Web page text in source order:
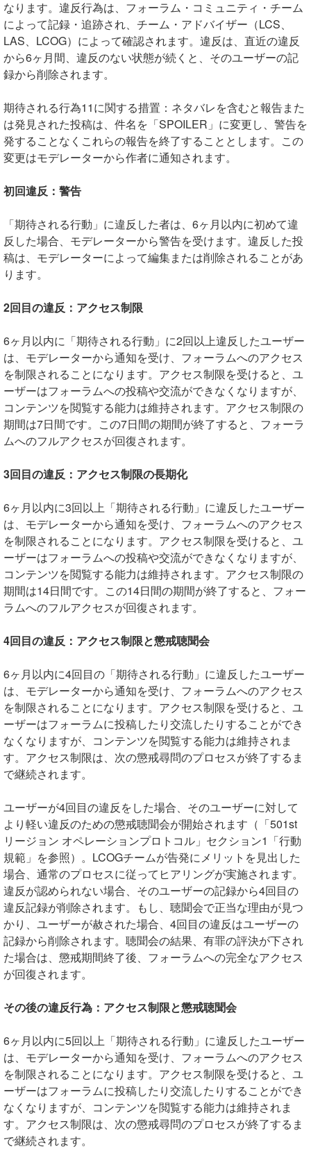
なります。違反行為は、フォーラム・コミュニティ・チーム
によって記録・追跡され、チーム・アドバイザー（LCS、
LAS、LCOG）によって確認されます。違反は、直近の違反
から6ヶ月間、違反のない状態が続くと、そのユーザーの記
録から削除されます。
期待される行為11に関する措置：ネタバレを含むと報告また
は発見された投稿は、件名を「SPOILER」に変更し、警告を
発することなくこれらの報告を終了することとします。この
変更はモデレーターから作者に通知されます。
初回違反：警告
「期待される行動」に違反した者は、6ヶ月以内に初めて違
反した場合、モデレーターから警告を受けます。違反した投
稿は、モデレーターによって編集または削除されることがあ
ります。
2回目の違反：アクセス制限
6ヶ月以内に「期待される行動」に2回以上違反したユーザー
は、モデレーターから通知を受け、フォーラムへのアクセス
を制限されることになります。アクセス制限を受けると、ユ
ーザーはフォーラムへの投稿や交流ができなくなりますが、
コンテンツを閲覧する能力は維持されます。アクセス制限の
期間は7日間です。この7日間の期間が終了すると、フォーラ
ムへのフルアクセスが回復されます。
3回目の違反：アクセス制限の長期化
6ヶ月以内に3回以上「期待される行動」に違反したユーザー
は、モデレーターから通知を受け、フォーラムへのアクセス
を制限されることになります。アクセス制限を受けると、ユ
ーザーはフォーラムへの投稿や交流ができなくなりますが、
コンテンツを閲覧する能力は維持されます。アクセス制限の
期間は14日間です。この14日間の期間が終了すると、フォー
ラムへのフルアクセスが回復されます。
4回目の違反：アクセス制限と懲戒聴聞会
6ヶ月以内に4回目の「期待される行動」に違反したユーザー
は、モデレーターから通知を受け、フォーラムへのアクセス
を制限されることになります。アクセス制限を受けると、ユ
ーザーはフォーラムに投稿したり交流したりすることができ
なくなりますが、コンテンツを閲覧する能力は維持されま
す。アクセス制限は、次の懲戒尋問のプロセスが終了するま
で継続されます。
ユーザーが4回目の違反をした場合、そのユーザーに対して
より軽い違反のための懲戒聴聞会が開始されます（「501st
リージョン オペレーションプロトコル」セクション1「行動
規範」を参照）。LCOGチームが告発にメリットを見出した
場合、通常のプロセスに従ってヒアリングが実施されます。
違反が認められない場合、そのユーザーの記録から4回目の
違反記録が削除されます。もし、聴聞会で正当な理由が見つ
かり、ユーザーが赦された場合、4回目の違反はユーザーの
記録から削除されます。聴聞会の結果、有罪の評決が下され
た場合は、懲戒期間終了後、フォーラムへの完全なアクセス
が回復されます。
その後の違反行為：アクセス制限と懲戒聴聞会
6ヶ月以内に5回以上「期待される行動」に違反したユーザー
は、モデレーターから通知を受け、フォーラムへのアクセス
を制限されることになります。アクセス制限を受けると、ユ
ーザーはフォーラムに投稿したり交流したりすることができ
なくなりますが、コンテンツを閲覧する能力は維持されま
す。アクセス制限は、次の懲戒尋問のプロセスが終了するま
で継続されます。